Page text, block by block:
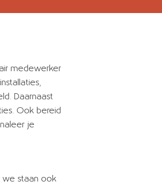
medewerker
Daarnaast
Ook bereid
je
we staan ook